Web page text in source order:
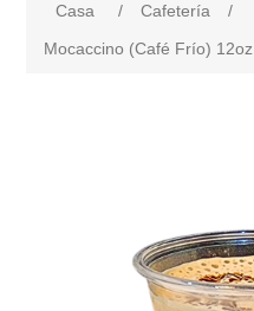
Casa / Cafetería
/
Mocaccino (Café Frío) 12oz